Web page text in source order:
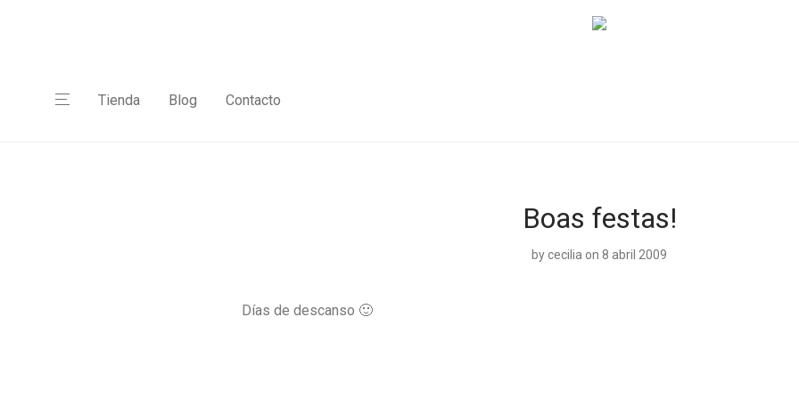
Tienda Blog Contacto
Boas festas!
bycecilia on 8 abril 2009
Días de descanso 🙂